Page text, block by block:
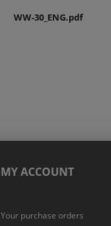
WW-30_ENG.pdf
MY ACCOUNT
Your purchase orders